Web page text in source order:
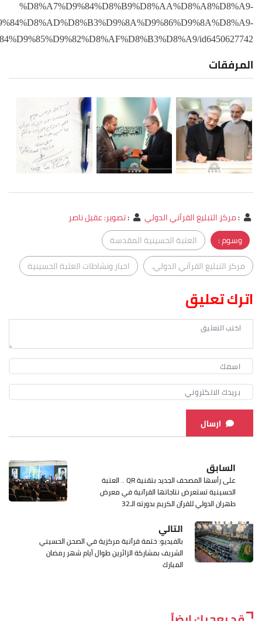
%D8%A7%D9%84%D8%B9%D8%AA%D8%A8%D8%A9-
id6450627742
المرفقات
:مركز التبليغ القرآني الدولي :تصوير: عقيل ناصر
وسوم :
العتبة الحسينية المقدسة
مركز التبليغ القرآني الدولي.
اخبار ونشاطات العتبة الحسينية
اترك تعليق
ارسال
السابق
على رأسها المصحف الجديد بتقنية QR .. العتبة
الحسينية تستعرض نتاجاتها القرآنية في معرض
طهران الدولي للقرآن الكريم بدورته الـ32
التالي
بالفيديو: ختمة قرآنية مركزية في الصحن الحسيني
الشريف بمشاركة الزائرين طوال أيام شهر رمضان
المبارك